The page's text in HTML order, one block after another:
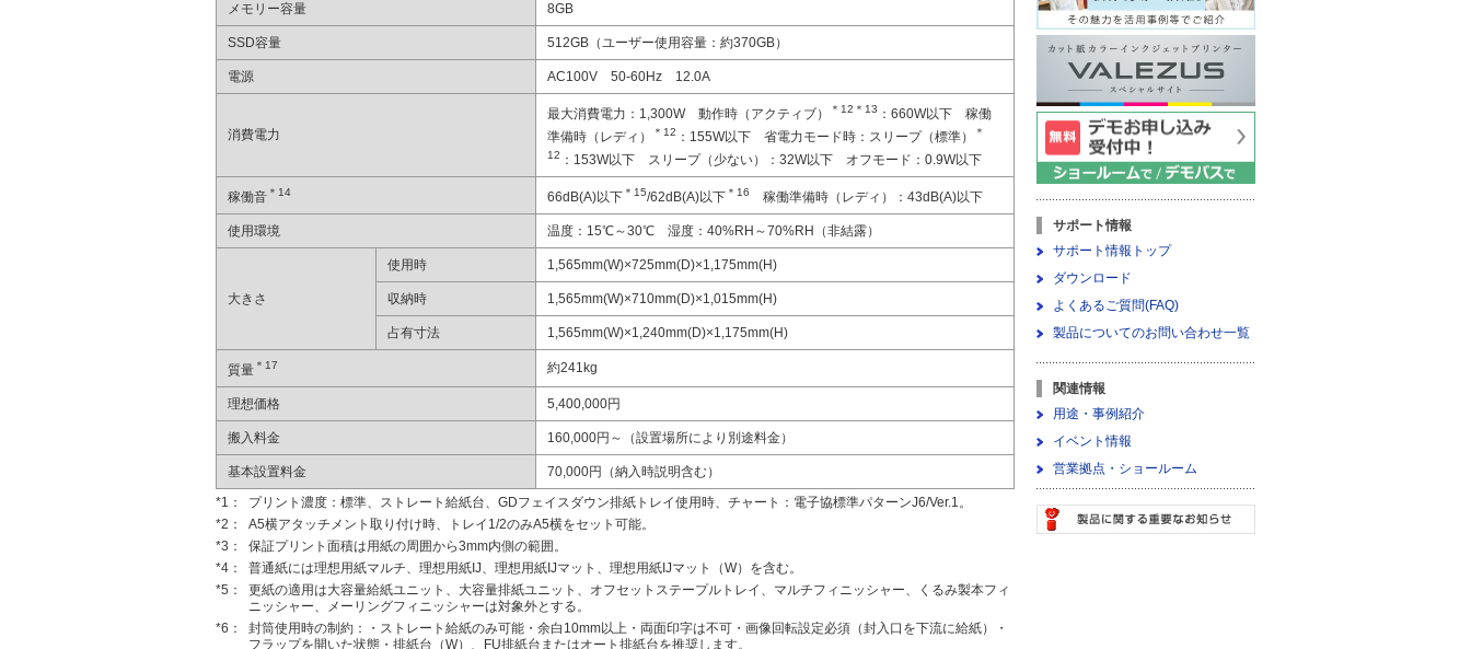
メモリー容量 8GB
SSD容量 512GB（ユーザー使用容量：約370GB）
電源 AC100V 50-60Hz 12.0A
消費電力
最大消費電力：1,300W 動作時（アクティブ） ＊12 ＊13 ：660W以下 稼働
準備時（レディ）
＊12 ：155W以下 省電力モード時：スリープ（標準）
＊
12 ：153W以下 スリープ（少ない）：32W以下 オフモード：0.9W以下
稼働音 ＊14 66dB(A)以下 ＊15/62dB(A)以下 ＊16 稼働準備時（レディ）：43dB(A)以下
使用環境 温度：15℃～30℃ 湿度：40%RH～70%RH（非結露）
大きさ
使用時 1,565mm(W)×725mm(D)×1,175mm(H)
収納時 1,565mm(W)×710mm(D)×1,015mm(H)
占有寸法 1,565mm(W)×1,240mm(D)×1,175mm(H)
質量 ＊17 約241kg
理想価格 5,400,000円
搬入料金 160,000円～（設置場所により別途料金）
基本設置料金
70,000円（納入時説明含む）
*1：
プリント濃度：標準、ストレート給紙台、GDフェイスダウン排紙トレイ使用時、チャート：電子協標準パターンJ6/Ver.1。
*2：
A5横アタッチメント取り付け時、トレイ1/2のみA5横をセット可能。
*3：
保証プリント面積は用紙の周囲から3mm内側の範囲。
*4：
普通紙には理想用紙マルチ、理想用紙IJ、理想用紙IJマット、理想用紙IJマット（W）を含む。
*5：
更紙の適用は大容量給紙ユニット、大容量排紙ユニット、オフセットステープルトレイ、マルチフィニッシャー、くるみ製本フィ
ニッシャー、メーリングフィニッシャーは対象外とする。
*6：
封筒使用時の制約：・ストレート給紙のみ可能・余白10mm以上・両面印字は不可・画像回転設定必須（封入口を下流に給紙）・
フラップを開いた状態・排紙台（W）、FU排紙台またはオート排紙台を推奨します。
サポート情報
サポート情報トップ
ダウンロード
よくあるご質問(FAQ)
製品についてのお問い合わせ一覧
関連情報
用途・事例紹介
イベント情報
営業拠点・ショールーム